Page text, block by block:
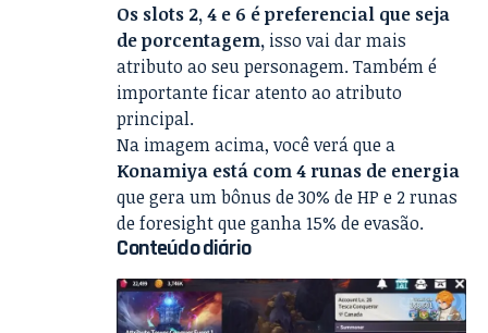
Os slots 2, 4 e 6 é preferencial que seja
de porcentagem, isso vai dar mais
atributo ao seu personagem. Também é
importante ficar atento ao atributo
principal.
Na imagem acima, você verá que a
Konamiya está com 4 runas de energia
que gera um bônus de 30% de HP e 2 runas
de foresight que ganha 15% de evasão.
Conteúdo diário